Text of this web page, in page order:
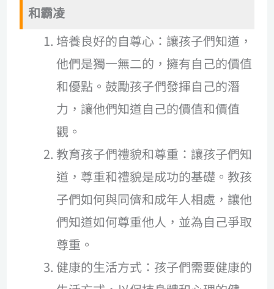
和霸凌
培養良好的自尊心：讓孩子們知道，
他們是獨一無二的，擁有自己的價值
和優點。鼓勵孩子們發揮自己的潛
力，讓他們知道自己的價值和價值
觀。
教育孩子們禮貌和尊重：讓孩子們知
道，尊重和禮貌是成功的基礎。教孩
子們如何與同儕和成年人相處，讓他
們知道如何尊重他人，並為自己爭取
尊重。
健康的生活方式：孩子們需要健康的